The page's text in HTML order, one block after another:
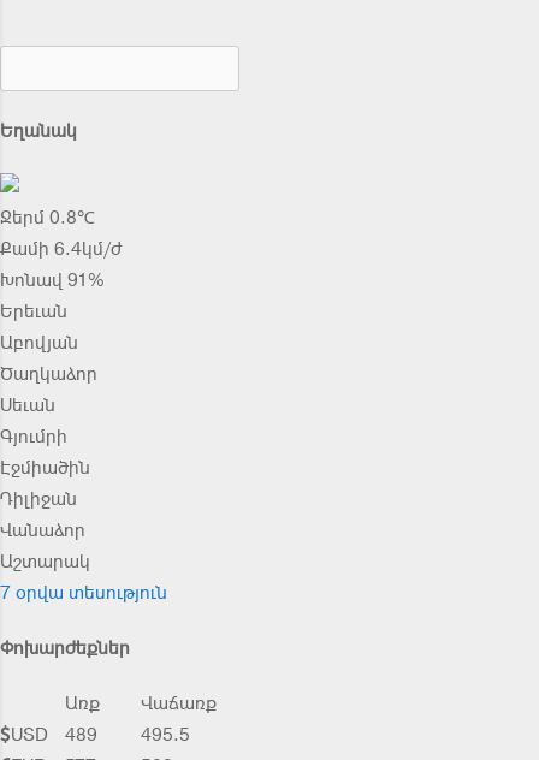
Եղանակ
Ջերմ 0.8℃
Քամի 6.4կմ/ժ
Խոնավ 91%
Երեւան
Աբովյան
Ծաղկաձոր
Սեւան
Գյումրի
Էջմիածին
Դիլիջան
Վանաձոր
Աշտարակ
7 օրվա տեսություն
Փոխարժեքներ
Առք
Վաճառք
USD
489
495.5